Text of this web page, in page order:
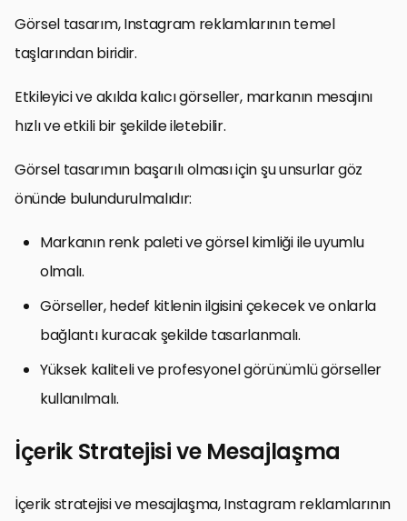
Görsel tasarım, Instagram reklamlarının temel
taşlarından biridir.
Etkileyici ve akılda kalıcı görseller, markanın mesajını
hızlı ve etkili bir şekilde iletebilir.
Görsel tasarımın başarılı olması için şu unsurlar göz
önünde bulundurulmalıdır:
Markanın renk paleti ve görsel kimliği ile uyumlu
olmalı.
Görseller, hedef kitlenin ilgisini çekecek ve onlarla
bağlantı kuracak şekilde tasarlanmalı.
Yüksek kaliteli ve profesyonel görünümlü görseller
kullanılmalı.
İçerik Stratejisi ve Mesajlaşma
İçerik stratejisi ve mesajlaşma, Instagram reklamlarının